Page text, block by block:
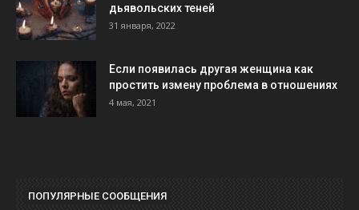
дьявольских теней
31 января, 2022
Если появилась другая женщина как
простить измену проблема в отношениях
4 мая, 2021
ПОПУЛЯРНЫЕ СООБЩЕНИЯ